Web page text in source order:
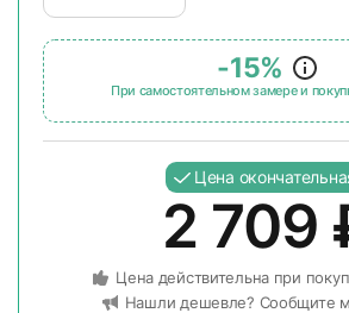
-15%
При самостоятельном замере и
Цена
2 709
Цена действительна при
Нашли дешевле? Сообщите